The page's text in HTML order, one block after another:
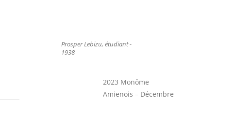
Prosper Lebizu, étudiant -
1938
2023 Monôme
Amienois – Décembre